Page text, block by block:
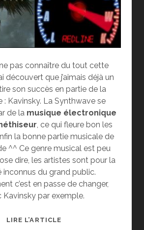
pas connaître du tout cette
découvert que j’aimais déjà un
son succès en partie de la
: Kavinsky. La Synthwave se
de la musique électronique
, ce qui fleure bon les
la bonne partie musicale de
^^ Ce genre musical est peu
dire, les artistes sont pour la
inconnus du grand public.
c’est en passe de changer,
Kavinsky par exemple.
LIRE L’ARTICLELA